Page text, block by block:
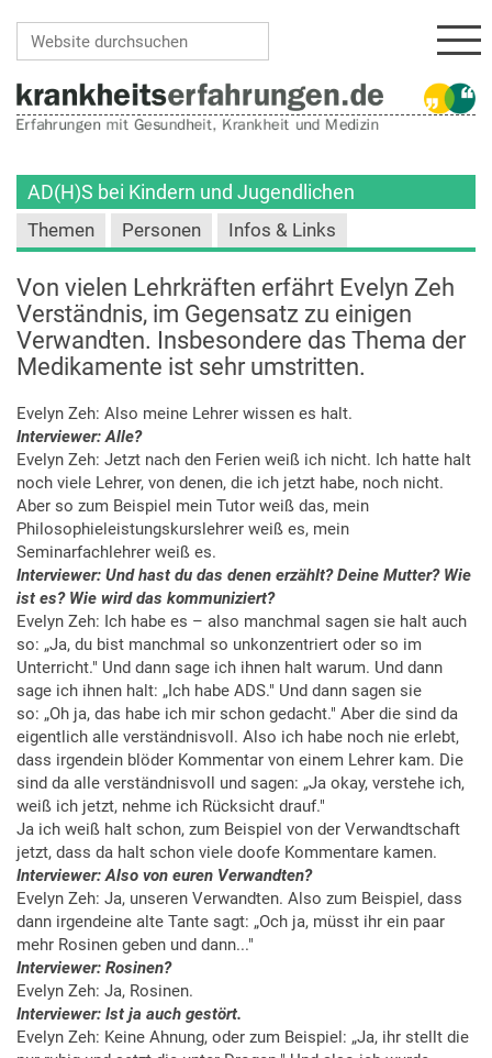
AD(H)S bei Kindern und Jugendlichen
Themen Personen Infos & Links
Von vielen Lehrkräften erfährt Evelyn Zeh
Verständnis, im Gegensatz zu einigen
Verwandten. Insbesondere das Thema der
Medikamente ist sehr umstritten.
Evelyn Zeh: Also meine Lehrer wissen es halt.
Interviewer: Alle?
Evelyn Zeh: Jetzt nach den Ferien weiß ich nicht. Ich hatte halt
noch viele Lehrer, von denen, die ich jetzt habe, noch nicht.
Aber so zum Beispiel mein Tutor weiß das, mein
Philosophieleistungskurslehrer weiß es, mein
Seminarfachlehrer weiß es.
Interviewer: Und hast du das denen erzählt? Deine Mutter? Wie
ist es? Wie wird das kommuniziert?
Evelyn Zeh: Ich habe es – also manchmal sagen sie halt auch
so: „Ja, du bist manchmal so unkonzentriert oder so im
Unterricht." Und dann sage ich ihnen halt warum. Und dann
sage ich ihnen halt: „Ich habe ADS." Und dann sagen sie
so: „Oh ja, das habe ich mir schon gedacht." Aber die sind da
eigentlich alle verständnisvoll. Also ich habe noch nie erlebt,
dass irgendein blöder Kommentar von einem Lehrer kam. Die
sind da alle verständnisvoll und sagen: „Ja okay, verstehe ich,
weiß ich jetzt, nehme ich Rücksicht drauf."
Ja ich weiß halt schon, zum Beispiel von der Verwandtschaft
jetzt, dass da halt schon viele doofe Kommentare kamen.
Interviewer: Also von euren Verwandten?
Evelyn Zeh: Ja, unseren Verwandten. Also zum Beispiel, dass
dann irgendeine alte Tante sagt: „Och ja, müsst ihr ein paar
mehr Rosinen geben und dann..."
Interviewer: Rosinen?
Evelyn Zeh: Ja, Rosinen.
Interviewer: Ist ja auch gestört.
Evelyn Zeh: Keine Ahnung, oder zum Beispiel: „Ja, ihr stellt die